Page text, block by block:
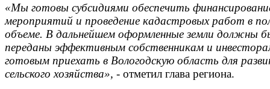
«Мы готовы субсидиями обеспечить
мероприятий и проведение кадастровых работ в
объеме. В дальнейшем оформленные земли должны
переданы эффективным собственникам и
готовым приехать в Вологодскую область для
сельского хозяйства», - отметил глава региона.